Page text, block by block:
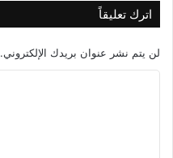
اترك تعليقاً
لن يتم نشر عنوان بريدك الإلكتروني.